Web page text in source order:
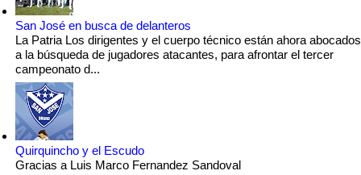
San José en busca de delanteros
La Patria Los dirigentes y el cuerpo técnico están ahora abocados
a la búsqueda de jugadores atacantes, para afrontar el tercer
campeonato d...
Quirquincho y el Escudo
Gracias a Luis Marco Fernandez Sandoval